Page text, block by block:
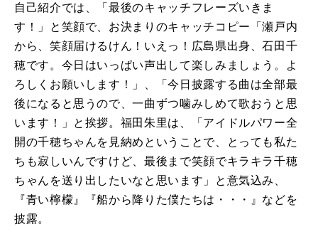
自己紹介では、「最後のキャッチフレーズいきま
す！」と笑顔で、お決まりのキャッチコピー「瀬戸内
から、笑顔届けるけん！いえっ！広島県出身、石田千
穂です。今日はいっぱい声出して楽しみましょう。よ
ろしくお願いします！」、「今日披露する曲は全部最
後になると思うので、一曲ずつ噛みしめて歌おうと思
います！」と挨拶。福田朱里は、「アイドルパワー全
開の千穂ちゃんを見納めということで、とっても私た
ちも寂しいんですけど、最後まで笑顔でキラキラ千穂
ちゃんを送り出したいなと思います」と意気込み、
『青い檸檬』『船から降りた僕たちは・・・』などを
披露。